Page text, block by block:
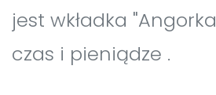
jest wkładka
czas i pieniądze .